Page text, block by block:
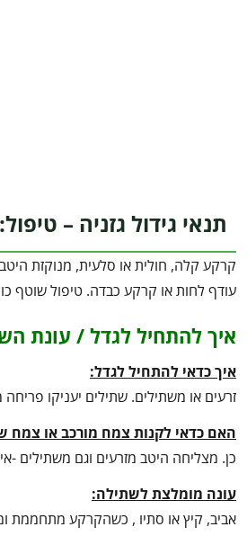
תנאי גידול גזניה – טיפול:
עודף לחות או קרקע כבדה. טיפול שוטף
איך להתחיל לגדל / עונת
איך כדאי להתחיל לגדל:
זרעים או משתילים. שתילים יעניקו
האם כדאי לקנות צמח מורכב או צמח
כן. מצליחה היטב מזרעים וגם משתילים -
עונה מומלצת לשתילה:
אביב, קיץ או סתיו , כשהקרקע מתחממת